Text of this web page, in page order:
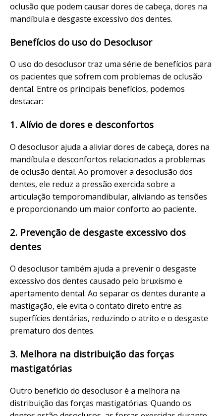
oclusão que podem causar dores de cabeça, dores na
mandíbula e desgaste excessivo dos dentes.
Benefícios do uso do Desoclusor
O uso do desoclusor traz uma série de benefícios para
os pacientes que sofrem com problemas de oclusão
dental. Entre os principais benefícios, podemos
destacar:
1. Alívio de dores e desconfortos
O desoclusor ajuda a aliviar dores de cabeça, dores na
mandíbula e desconfortos relacionados a problemas
de oclusão dental. Ao promover a desoclusão dos
dentes, ele reduz a pressão exercida sobre a
articulação temporomandibular, aliviando as tensões
e proporcionando um maior conforto ao paciente.
2. Prevenção de desgaste excessivo dos
dentes
O desoclusor também ajuda a prevenir o desgaste
excessivo dos dentes causado pelo bruxismo e
apertamento dental. Ao separar os dentes durante a
mastigação, ele evita o contato direto entre as
superfícies dentárias, reduzindo o atrito e o desgaste
prematuro dos dentes.
3. Melhora na distribuição das forças
mastigatórias
Outro benefício do desoclusor é a melhora na
distribuição das forças mastigatórias. Quando os